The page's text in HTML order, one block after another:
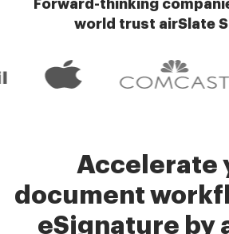
Forward-thinking
world trust airSlate
Accelerate
document
eSignature by